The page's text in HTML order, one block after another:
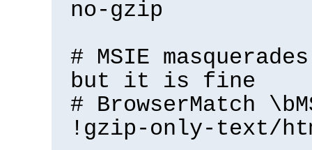
no-gzip
# MSIE
but it is fine
# BrowserMatch
!gzip-only-text/